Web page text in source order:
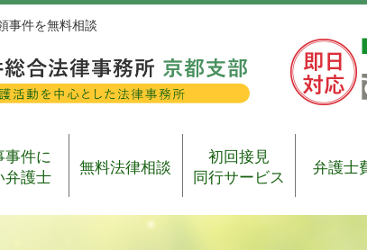
事件を無料相談
事件に
弁護士
無料法律相談
初回接見
同行サービス
弁護士